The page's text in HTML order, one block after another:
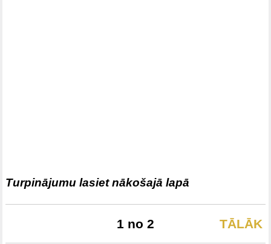
Turpinājumu lasiet nākošajā lapā
TĀLĀK
1 no 2